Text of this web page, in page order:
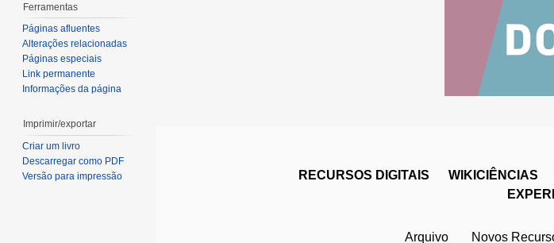
Ferramentas
Páginas afluentes
Alterações relacionadas
Páginas especiais
Link permanente
Informações da página
Imprimir/exportar
Criar um livro
Descarregar como PDF
Versão para impressão
RECURSOS DIGITAIS WIKICIÊNCIAS
Arquivo Novos